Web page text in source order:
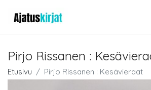
Pirjo Rissanen :
Etusivu Pirjo Rissanen : Kesävieraat